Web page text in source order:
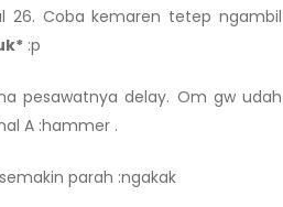
26. Coba kemaren tetep ngambil
:p
pesawatnya delay. Om gw udah
A :hammer .
parah :ngakak